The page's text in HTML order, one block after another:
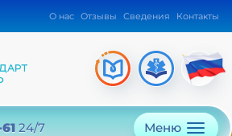
О нас Отзывы Сведения Контакты
24/7 Меню